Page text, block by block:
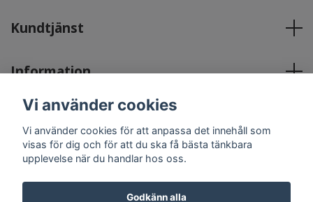
Kundtjänst
Information
Sociala medier
Vi använder cookies
Vi använder cookies för att anpassa det innehåll som
visas för dig och för att du ska få bästa tänkbara
upplevelse när du handlar hos oss.
Godkänn alla